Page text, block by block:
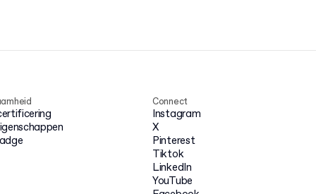
Connect
Instagram
X
Pinterest
Tiktok
LinkedIn
YouTube